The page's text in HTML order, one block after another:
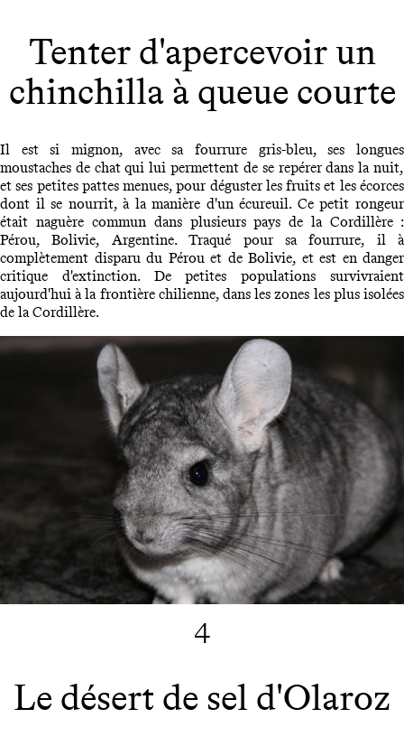
Tenter d'apercevoir un
chinchilla à queue courte
Il est si mignon, avec sa fourrure gris-bleu, ses longues
moustaches de chat qui lui permettent de se repérer dans la nuit,
et ses petites pattes menues, pour déguster les fruits et les écorces
dont il se nourrit, à la manière d'un écureuil. Ce petit rongeur
était naguère commun dans plusieurs pays de la Cordillère :
Pérou, Bolivie, Argentine. Traqué pour sa fourrure, il à
complètement disparu du Pérou et de Bolivie, et est en danger
critique d'extinction. De petites populations survivraient
aujourd'hui à la frontière chilienne, dans les zones les plus isolées
de la Cordillère.
4
Le désert de sel d'Olaroz